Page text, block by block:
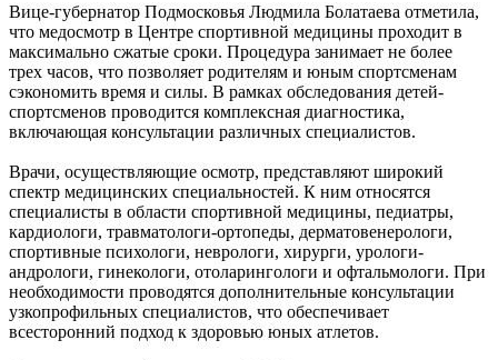
Вице-губернатор Подмосковья Людмила Болатаева отметила,
что медосмотр в Центре спортивной медицины проходит в
максимально сжатые сроки. Процедура занимает не более
трех часов, что позволяет родителям и юным спортсменам
сэкономить время и силы. В рамках обследования детей-
спортсменов проводится комплексная диагностика,
включающая консультации различных специалистов.
Врачи, осуществляющие осмотр, представляют широкий
спектр медицинских специальностей. К ним относятся
специалисты в области спортивной медицины, педиатры,
кардиологи, травматологи-ортопеды, дерматовенерологи,
спортивные психологи, неврологи, хирурги, урологи-
андрологи, гинекологи, отоларингологи и офтальмологи. При
необходимости проводятся дополнительные консультации
узкопрофильных специалистов, что обеспечивает
всесторонний подход к здоровью юных атлетов.